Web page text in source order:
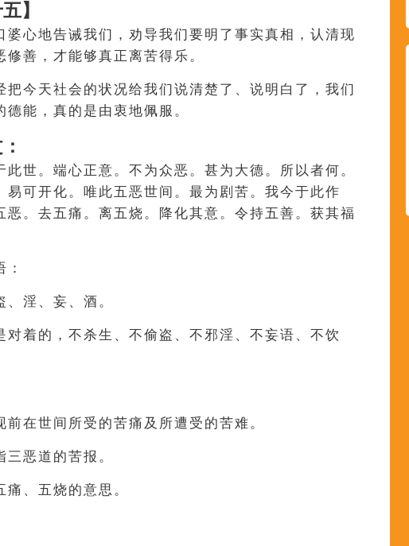
】
婆心地告诫我们，劝导我们要明了事实真相，认清现
善，才能够真正离苦得乐。
把今天社会的状况给我们说清楚了、说明白了，我们
能，真的是由衷地佩服。
此世。端心正意。不为众恶。甚为大德。所以者何。
易可开化。唯此五恶世间。最为剧苦。我今于此作
恶。去五痛。离五烧。降化其意。令持五善。获其福
、淫、妄、酒。
对着的，不杀生、不偷盗、不邪淫、不妄语、不饮
前在世间所受的苦痛及所遭受的苦难。
三恶道的苦报。
、五烧的意思。